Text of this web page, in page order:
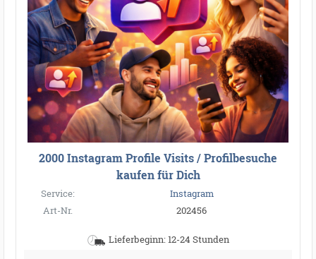
2000 Instagram Profile Visits / Profilbesuche
kaufen für Dich
Service:
Instagram
Art-Nr.
202456
Lieferbeginn: 12-24 Stunden